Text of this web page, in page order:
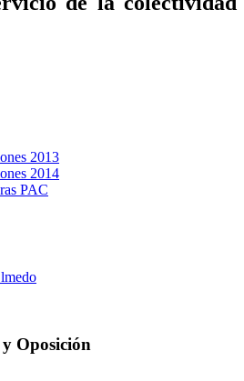
2013
2014
PAC
Oposición